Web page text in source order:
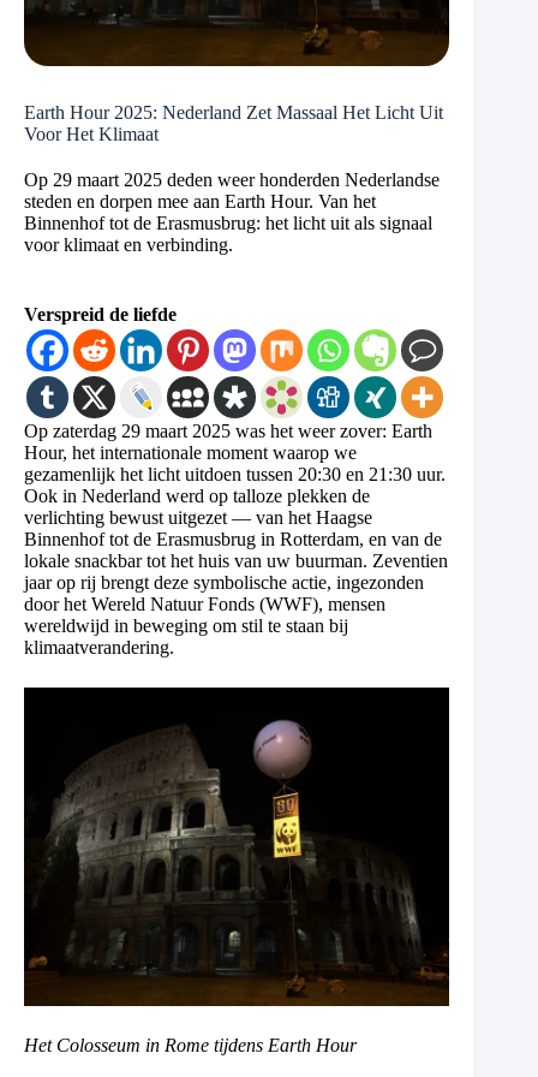
Earth Hour 2025: Nederland Zet Massaal Het Licht Uit
Voor Het Klimaat
Op 29 maart 2025 deden weer honderden Nederlandse
steden en dorpen mee aan Earth Hour. Van het
Binnenhof tot de Erasmusbrug: het licht uit als signaal
voor klimaat en verbinding.
Verspreid de liefde
Op zaterdag 29 maart 2025 was het weer zover: Earth
Hour, het internationale moment waarop we
gezamenlijk het licht uitdoen tussen 20:30 en 21:30 uur.
Ook in Nederland werd op talloze plekken de
verlichting bewust uitgezet — van het Haagse
Binnenhof tot de Erasmusbrug in Rotterdam, en van de
lokale snackbar tot het huis van uw buurman. Zeventien
jaar op rij brengt deze symbolische actie, ingezonden
door het Wereld Natuur Fonds (WWF), mensen
wereldwijd in beweging om stil te staan bij
klimaatverandering.
Het Colosseum in Rome tijdens Earth Hour